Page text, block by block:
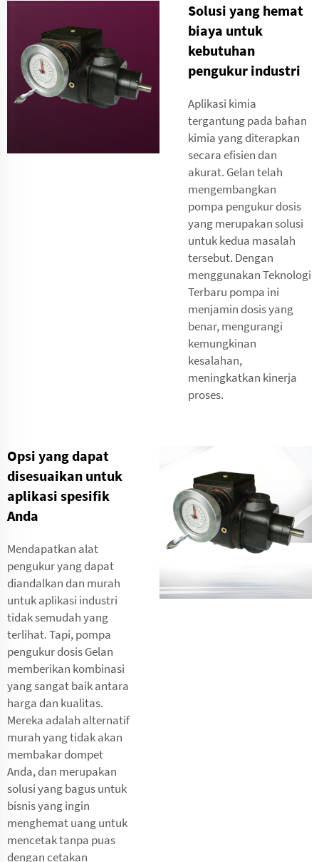
Solusi yang hemat
biaya untuk
kebutuhan
pengukur industri
Aplikasi kimia
tergantung pada bahan
kimia yang diterapkan
secara efisien dan
akurat. Gelan telah
mengembangkan
pompa pengukur dosis
yang merupakan solusi
untuk kedua masalah
tersebut. Dengan
menggunakan Teknologi
Terbaru pompa ini
menjamin dosis yang
benar, mengurangi
kemungkinan
kesalahan,
meningkatkan kinerja
proses.
Opsi yang dapat
disesuaikan untuk
aplikasi spesifik
Anda
Mendapatkan alat
pengukur yang dapat
diandalkan dan murah
untuk aplikasi industri
tidak semudah yang
terlihat. Tapi, pompa
pengukur dosis Gelan
memberikan kombinasi
yang sangat baik antara
harga dan kualitas.
Mereka adalah alternatif
murah yang tidak akan
membakar dompet
Anda, dan merupakan
solusi yang bagus untuk
bisnis yang ingin
menghemat uang untuk
mencetak tanpa puas
dengan cetakan